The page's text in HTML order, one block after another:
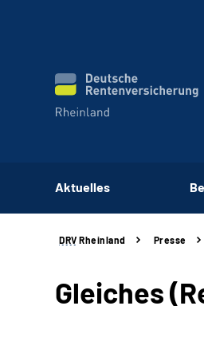
Aktuelles
DRV Rheinland Presse
Gleiches